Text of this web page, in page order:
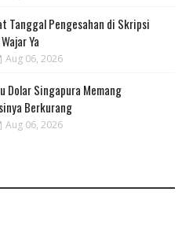
Tanggal Pengesahan di Skripsi
Ya
Aug 06, 2026
Dolar Singapura Memang
Berkurang
Aug 06, 2026